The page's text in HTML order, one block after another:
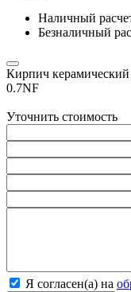
Наличный
Безналичный
Кирпич
0.7NF
Уточнить стоимость
Я согласен(а) на